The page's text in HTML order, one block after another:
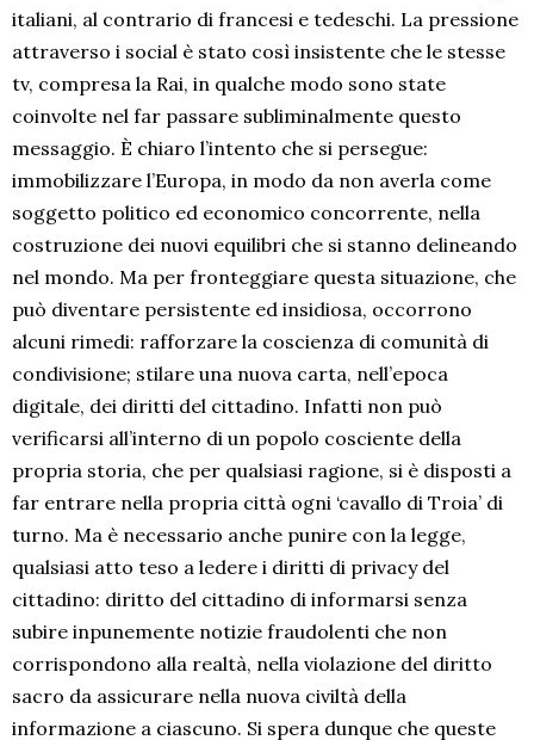
italiani, al contrario di francesi e tedeschi. La pressione
attraverso i social è stato così insistente che le stesse
tv, compresa la Rai, in qualche modo sono state
coinvolte nel far passare subliminalmente questo
messaggio. È chiaro l’intento che si persegue:
immobilizzare l’Europa, in modo da non averla come
soggetto politico ed economico concorrente, nella
costruzione dei nuovi equilibri che si stanno delineando
nel mondo. Ma per fronteggiare questa situazione, che
può diventare persistente ed insidiosa, occorrono
alcuni rimedi: rafforzare la coscienza di comunità di
condivisione; stilare una nuova carta, nell’epoca
digitale, dei diritti del cittadino. Infatti non può
verificarsi all’interno di un popolo cosciente della
propria storia, che per qualsiasi ragione, si è disposti a
far entrare nella propria città ogni ‘cavallo di Troia’ di
turno. Ma è necessario anche punire con la legge,
qualsiasi atto teso a ledere i diritti di privacy del
cittadino: diritto del cittadino di informarsi senza
subire inpunemente notizie fraudolenti che non
corrispondono alla realtà, nella violazione del diritto
sacro da assicurare nella nuova civiltà della
informazione a ciascuno. Si spera dunque che queste